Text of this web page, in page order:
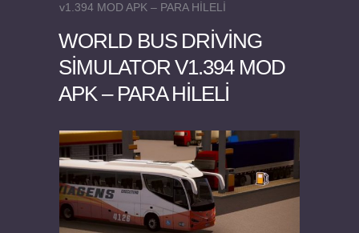
Felix the Reaper v1.25 FULL APK
v1.394 MOD APK – PARA HİLELİ
WORLD BUS DRIVING
SIMULATOR V1.394 MOD
APK – PARA HİLELİ